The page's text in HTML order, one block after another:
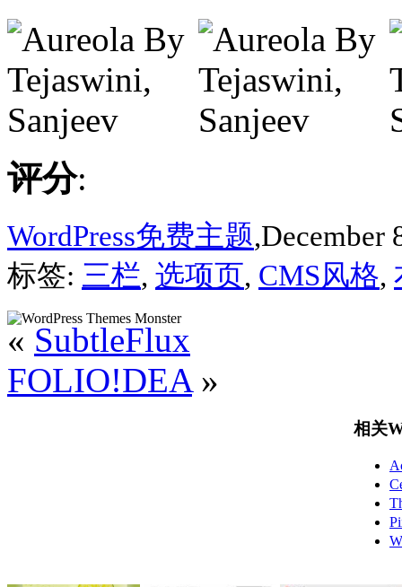
评分:
WordPress免费主题,December
标签: 三栏, 选项页, CMS风格,
« SubtleFlux
FOLIO!DEA»
相关